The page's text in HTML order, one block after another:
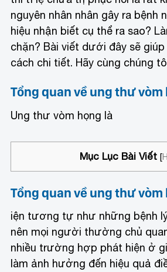
nguyên nhân nhân gây ra bệnh
hiệu nhận biết cụ thể ra sao?
chặn? Bài viết dưới đây sẽ
cách chi tiết. Hãy cùng chúng
Tổng quan về ung thư vòm
Ung thư vòm họng là
Mục Lục Bài Viết [
Tổng quan về ung thư vòm
iện tương tự như những bệnh
nên mọi người thường chủ
nhiều trường hợp phát hiện ở
làm ảnh hưởng đến hiệu quả